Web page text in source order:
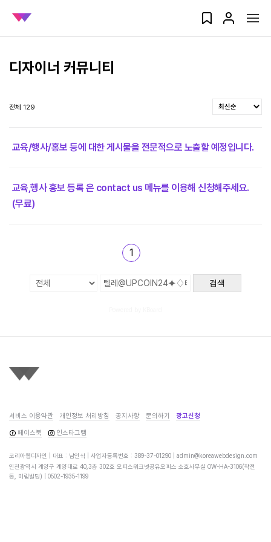
디자이너 커뮤니티
전체 129
교육/행사/홍보 등에 대한 게시물을 전문적으로 노출할 예정입니다.
교육,행사 홍보 등록 은 contact us 메뉴를 이용해 신청해주세요.
(무료)
1
검색
서비스 이용약관 개인정보 처리방침 공지사항 문의하기 광고신청
페이스북 인스타그램
코리아웹디자인 | 대표 : 남인식 | 사업자등록번호 : 389-37-01290 | admin@koreawebdesign.com
인천광역시 계양구 계양대로 40,3층 302호 오피스워크넷공유오피스 소호사무실 OW-HA-3106(작전
동, 미림빌딩) | 0502-1935-1199